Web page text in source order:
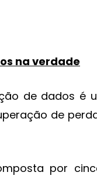
na verdade
de dados
de
por